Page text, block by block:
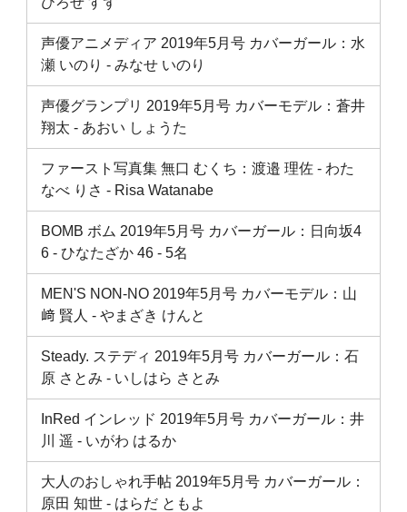
声優アニメディア 2019年5月号 カバーガール：水
瀬 いのり ‐ みなせ いのり
声優グランプリ 2019年5月号 カバーモデル：蒼井
翔太 ‐ あおい しょうた
ファースト写真集 無口 むくち：渡邉 理佐 ‐ わた
なべ りさ ‐ Risa Watanabe
BOMB ボム 2019年5月号 カバーガール：日向坂4
6 ‐ ひなたざか 46 ‐ 5名
MEN'S NON-NO 2019年5月号 カバーモデル：山
﨑 賢人 ‐ やまざき けんと
Steady. ステディ 2019年5月号 カバーガール：石
原 さとみ ‐ いしはら さとみ
InRed インレッド 2019年5月号 カバーガール：井
川 遥 ‐ いがわ はるか
大人のおしゃれ手帖 2019年5月号 カバーガール：
原田 知世 ‐ はらだ ともよ